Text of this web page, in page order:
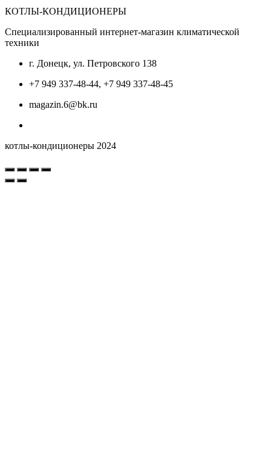
КОТЛЫ-КОНДИЦИОНЕРЫ
Специализированный интернет-магазин климатической
техники
г. Донецк, ул. Петровского 138
+7 949 337-48-44, +7 949 337-48-45
magazin.6@bk.ru
котлы-кондиционеры 2024